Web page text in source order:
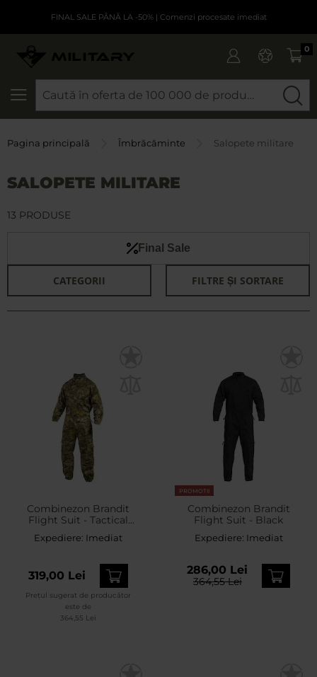
FINAL SALE PÂNĂ LA -50% | Comenzi procesate imediat
0
Pagina principală Îmbrăcăminte Salopete militare
SALOPETE MILITARE
Final Sale
CATEGORII FILTRE ȘI SORTARE
13 PRODUSE
Combinezon Brandit
Flight Suit - Tactical
Camo
Expediere: Imediat
319,00 Lei
Prețul sugerat de producător
este de
364,55 Lei
PROMOTII
Combinezon Brandit
Flight Suit - Black
Expediere: Imediat
286,00 Lei
364,55 Lei